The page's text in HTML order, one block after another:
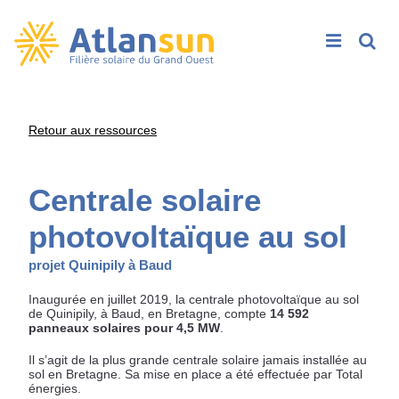
Retour aux ressources
Centrale solaire
photovoltaïque au sol
projet Quinipily à Baud
Inaugurée en juillet 2019, la centrale photovoltaïque au sol
de Quinipily, à Baud, en Bretagne, compte 14 592
panneaux solaires pour 4,5 MW
Il s’agit de la plus grande centrale solaire jamais installée au
sol en Bretagne. Sa mise en place a été effectuée par Total
énergies.